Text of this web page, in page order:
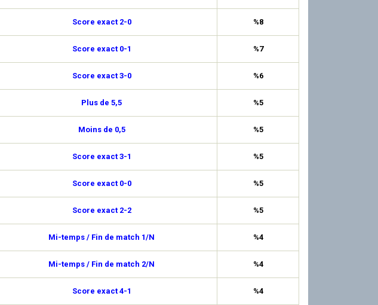
Score exact 2-0 %8
Score exact 0-1 %7
Score exact 3-0 %6
Plus de 5,5 %5
Moins de 0,5 %5
Score exact 3-1 %5
Score exact 0-0 %5
Score exact 2-2 %5
Mi-temps / Fin de match 1/N %4
Mi-temps / Fin de match 2/N %4
Score exact 4-1 %4